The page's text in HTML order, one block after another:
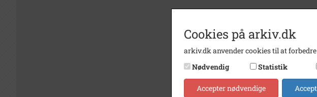
Cookies på arkiv.dk
arkiv.dk anvender cookies til at
Nødvendig
Statistik
Accepter nødvendige